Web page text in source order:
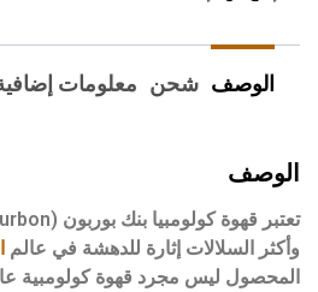
الوصف شحن معلومات
الوصف
تعتبر قهوةكولومبيا بنك بوربون
وأكثر السلالات إثارة للدهشة في عالم
المحصول ليس مجرد قهوة كولومبية